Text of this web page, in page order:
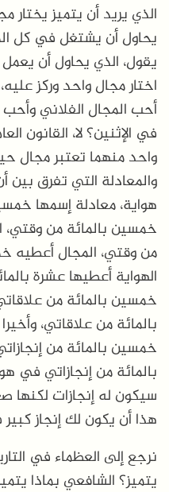
الذي يريد أن يتميز يختار
يحاول أن يشتغل في كل
يقول، الذي يحاول أن
اختار مجال واحد وركز
أحب المجال الفلاني
في الإثنين؟ لا، القانون
واحد منهما تعتبر مجال
والمعادلة التي تفرق
هواية، معادلة إسمها
خمسين بالمائة من وقتي،
من وقتي، المجال أعطيه
الهواية أعطيها عشرة
خمسين بالمائة من
بالمائة من علاقاتي،
خمسين بالمائة من
بالمائة من إنجازاتي في
سيكون له إنجازات لكنها
هذا أن يكون لك إنجاز
نرجع إلى العظماء في
يتميز؟ الشافعي بماذا